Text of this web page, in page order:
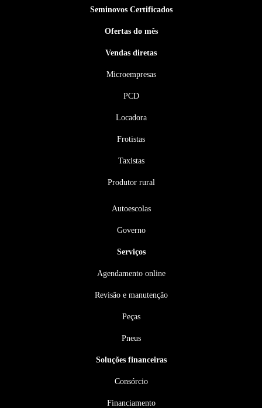
Seminovos Certificados
Ofertas do mês
Vendas diretas
Microempresas
PCD
Locadora
Frotistas
Taxistas
Produtor rural
Autoescolas
Governo
Serviços
Agendamento online
Revisão e manutenção
Peças
Pneus
Soluções financeiras
Consórcio
Financiamento